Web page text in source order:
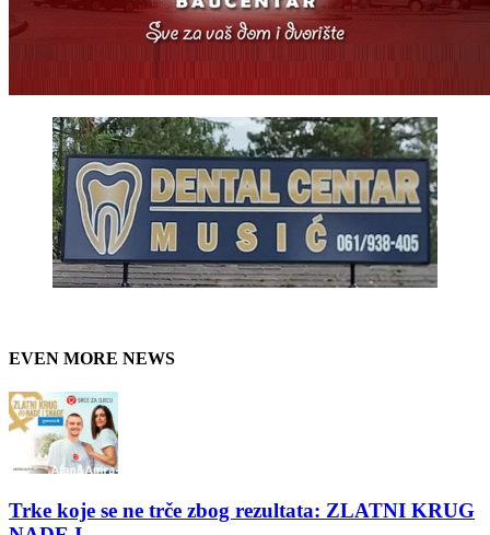
EVEN MORE NEWS
Trke koje se ne trče zbog rezultata: ZLATNI KRUG